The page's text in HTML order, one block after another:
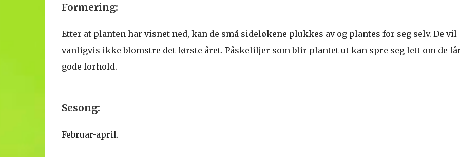
Formering:
Etter at planten har visnet ned, kan de små sideløkene plukkes av og plantes for seg selv. De vil
vanligvis ikke blomstre det første året. Påskeliljer som blir plantet ut kan spre seg lett om de
gode forhold.
Sesong:
Februar-april.